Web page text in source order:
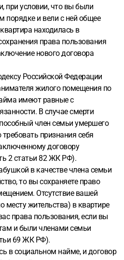
при условии, что вы были
порядке и вели с ней общее
находилась в
права пользования
нового договора
Российской Федерации
жилого помещения по
имеют равные с
В случае смерти
член семьи умершего
признания себя
договору
2 статьи 82 ЖК РФ).
в качестве члена семьи
то вы сохраняете право
Отсутствие вашей
месту жительства) в квартире
права пользования, если вы
и были членами семьи
69 ЖК РФ).
в социальном найме, и договор